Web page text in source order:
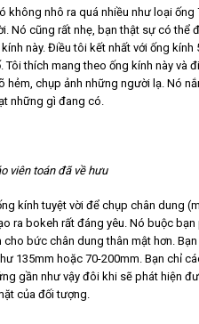
không nhô ra quá nhiều như loại ống
Nó cũng rất nhẹ, bạn thật sự có thể
này. Điều tôi kết nhất với ống kính
thích mang theo ống kính này và
hẻm, chụp ảnh những người lạ. Nó
những gì đang có.
viên toán đã về hưu
kính tuyệt vời để chụp chân dung
ra bokeh rất đáng yêu. Nó buộc bạn
cho bức chân dung thân mật hơn.
135mm hoặc 70-200mm. Bạn chỉ
gần như vậy đôi khi sẽ phát hiện
của đối tượng.